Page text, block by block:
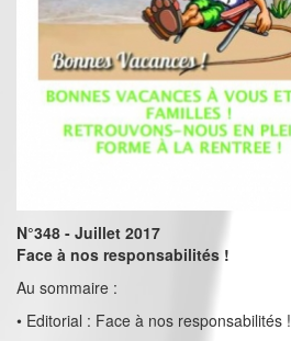
N°348 - Juillet 2017
Face à nos responsabilités !
Au sommaire :
• Editorial : Face à nos responsabilités !